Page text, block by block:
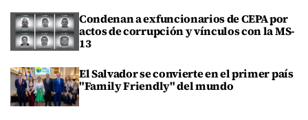
Condenan a exfuncionarios de CEPA por
actos de corrupción y vínculos con la MS-
13
El Salvador se convierte en el primer país
"Family Friendly" del mundo